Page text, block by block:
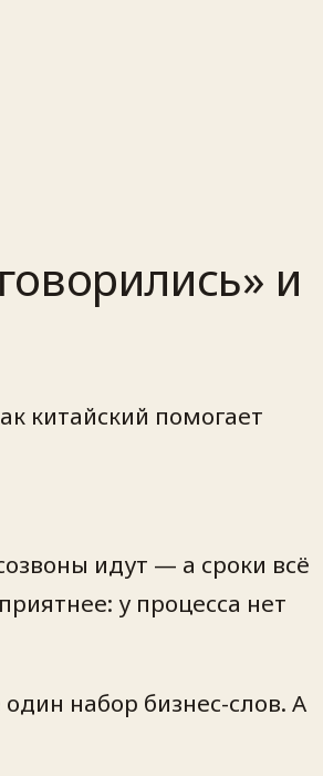
и
китайский помогает
идут — а сроки всё
у процесса нет
набор бизнес-слов. А